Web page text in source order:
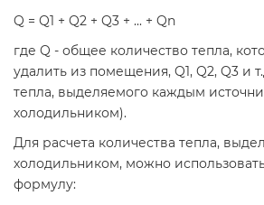
Q = Q1 + Q2 + Q3 + ... + Qn
где Q - общее количество тепла,
удалить из помещения, Q1, Q2, Q3 и
тепла, выделяемого каждым
холодильником).
Для расчета количества тепла,
холодильником, можно
формулу: